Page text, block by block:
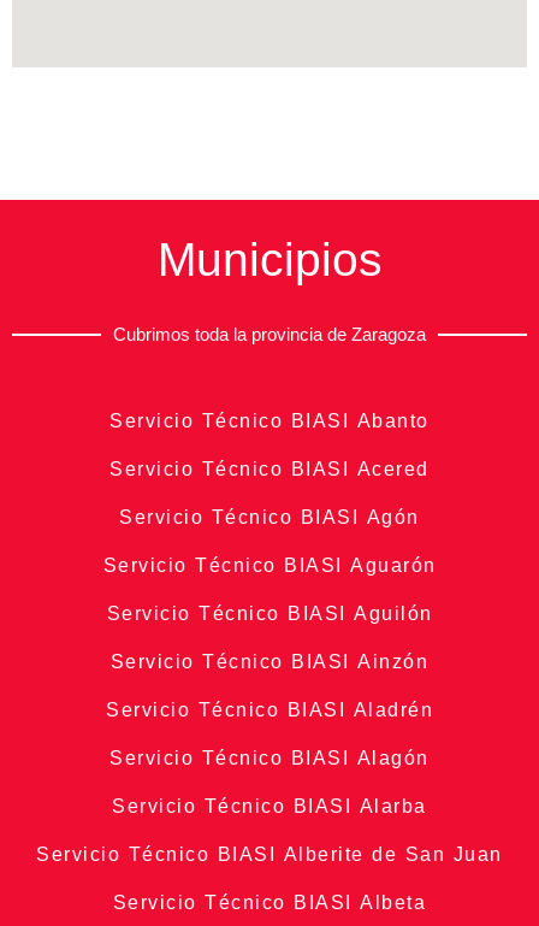
Municipios
Cubrimos toda la provincia de Zaragoza
Servicio Técnico BIASI Abanto
Servicio Técnico BIASI Acered
Servicio Técnico BIASI Agón
Servicio Técnico BIASI Aguarón
Servicio Técnico BIASI Aguilón
Servicio Técnico BIASI Ainzón
Servicio Técnico BIASI Aladrén
Servicio Técnico BIASI Alagón
Servicio Técnico BIASI Alarba
Servicio Técnico BIASI Alberite de San Juan
Servicio Técnico BIASI Albeta